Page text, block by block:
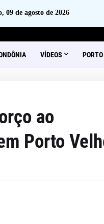
09 de agosto de 2026
VÍDEOS
ao
Porto